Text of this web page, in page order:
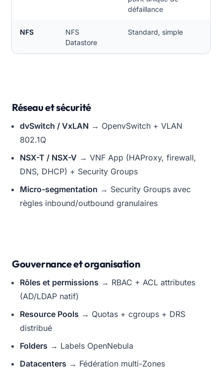
défaillance
NFS
NFS
Datastore
Standard, simple
Réseau et sécurité
dvSwitch / VxLAN → OpenvSwitch + VLAN
802.1Q
NSX-T / NSX-V → VNF App (HAProxy, firewall,
DNS, DHCP) + Security Groups
Micro-segmentation → Security Groups avec
règles inbound/outbound granulaires
Gouvernance et organisation
Rôles et permissions → RBAC + ACL attributes
(AD/LDAP natif)
Resource Pools → Quotas + cgroups + DRS
distribué
Folders → Labels OpenNebula
Datacenters → Fédération multi-Zones